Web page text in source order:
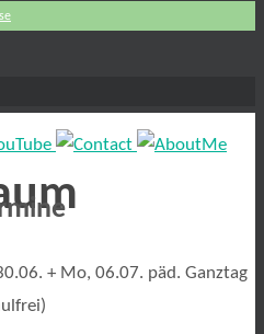
+ Mo, 06.07. päd. Ganztag